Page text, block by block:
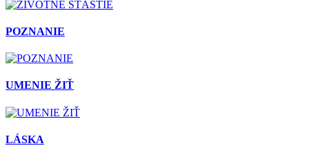
POZNANIE
UMENIE ŽIŤ
LÁSKA